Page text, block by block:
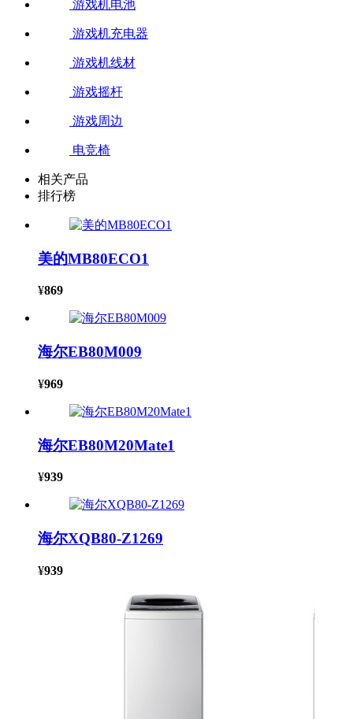
游戏机电池
游戏机充电器
游戏机线材
游戏摇杆
游戏周边
电竞椅
相关产品
排行榜
美的MB80ECO1
¥869
海尔EB80M009
¥969
海尔EB80M20Mate1
¥939
海尔XQB80-Z1269
¥939